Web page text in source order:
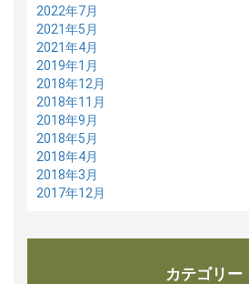
2022年7月
2021年5月
2021年4月
2019年1月
2018年12月
2018年11月
2018年9月
2018年5月
2018年4月
2018年3月
2017年12月
カテゴリー